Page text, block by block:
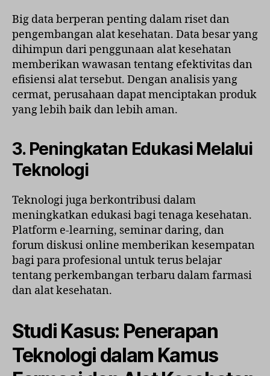
Big data berperan penting dalam riset dan
pengembangan alat kesehatan. Data besar yang
dihimpun dari penggunaan alat kesehatan
memberikan wawasan tentang efektivitas dan
efisiensi alat tersebut. Dengan analisis yang
cermat, perusahaan dapat menciptakan produk
yang lebih baik dan lebih aman.
3. Peningkatan Edukasi Melalui
Teknologi
Teknologi juga berkontribusi dalam
meningkatkan edukasi bagi tenaga kesehatan.
Platform e-learning, seminar daring, dan
forum diskusi online memberikan kesempatan
bagi para profesional untuk terus belajar
tentang perkembangan terbaru dalam farmasi
dan alat kesehatan.
Studi Kasus: Penerapan
Teknologi dalam Kamus